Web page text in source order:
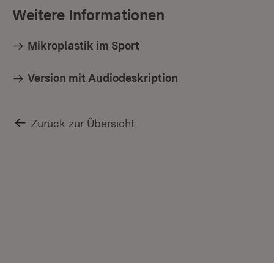
Weitere Informationen
Mikroplastik im Sport
Version mit Audiodeskription
Zurück zur Übersicht